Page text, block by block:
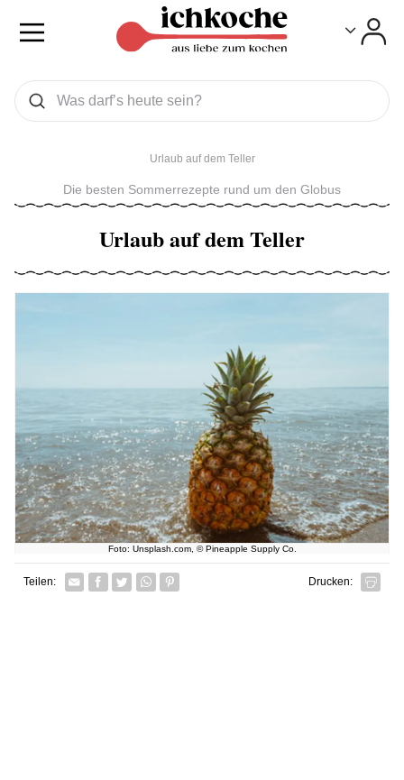
Was wollen Sie suchen
Suchen
Urlaub auf dem Teller
Die besten Sommerrezepte rund um den Globus
Urlaub auf dem Teller
Foto: Unsplash.com, © Pineapple Supply Co.
Teilen: Facebook
TwitterWhatsapp senden
Pin it Drucken: